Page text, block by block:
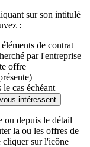
sur son intitulé
:
de contrat
par l'entreprise
offre
cas échéant
intéressent
ou depuis le détail
la ou les offres de
sur l'icône